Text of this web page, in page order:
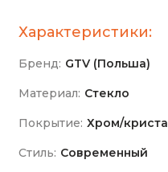
Характеристики:
Бренд: GTV (Польша)
Материал: Стекло
Покрытие: Хром/
Стиль: Современный